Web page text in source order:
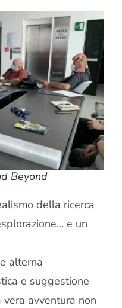
Beyond
della ricerca
e un
alterna
e suggestione
avventura non